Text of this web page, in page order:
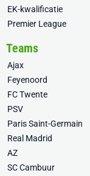
EK-kwalificatie
Premier League
Teams
Ajax
Feyenoord
FC Twente
PSV
Paris Saint-Germain
Real Madrid
AZ
SC Cambuur